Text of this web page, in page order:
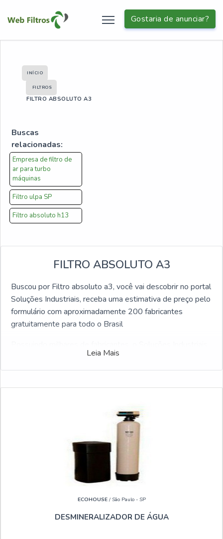
Gostaria de anunciar?
INÍCIO
FILTROS
FILTRO ABSOLUTO A3
Buscas
relacionadas:
Empresa de filtro de
ar para turbo
máquinas
Filtro ulpa SP
Filtro absoluto h13
FILTRO ABSOLUTO A3
Buscou por Filtro absoluto a3, você vai descobrir no portal
Soluções Industriais, receba uma estimativa de preço pelo
formulário com aproximadamente 200 fabricantes
gratuitamente para todo o Brasil
é o facilitador online business to business mais completo
da área industrial. Para realizar um orçamento de Filtro
Leia Mais
ECOHOUSE/ São Paulo - SP
DESMINERALIZADOR DE ÁGUA